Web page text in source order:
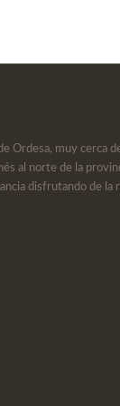
Ordesa, muy cerca
al norte de la
disfrutando de la